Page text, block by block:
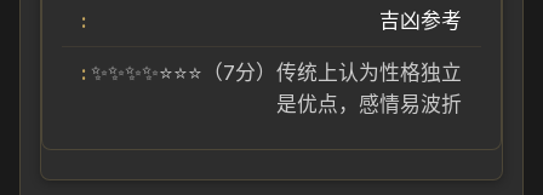
吉凶参考
✨✨✨✨⭐⭐⭐（7分）传统上认为性格独立
是优点，感情易波折